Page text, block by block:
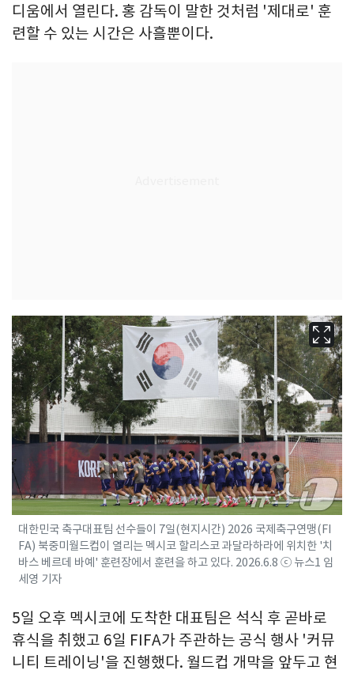
디움에서 열린다. 홍 감독이 말한 것처럼 '제대로' 훈
련할 수 있는 시간은 사흘뿐이다.
대한민국 축구대표팀 선수들이 7일(현지시간) 2026 국제축구연맹(FI
FA) 북중미월드컵이 열리는 멕시코 할리스코 과달라하라에 위치한 '치
바스 베르데 바예' 훈련장에서 훈련을 하고 있다. 2026.6.8 ⓒ 뉴스1 임
세영 기자
5일 오후 멕시코에 도착한 대표팀은 석식 후 곧바로
휴식을 취했고 6일 FIFA가 주관하는 공식 행사 '커뮤
니티 트레이닝'을 진행했다. 월드컵 개막을 앞두고 현